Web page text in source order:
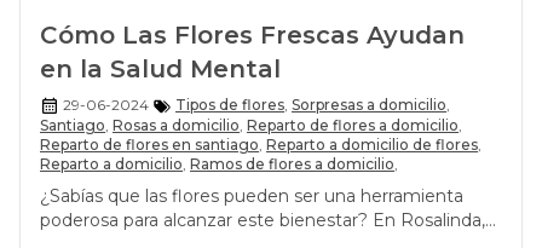
Cómo Las Flores Frescas Ayudan
en la Salud Mental
29-06-2024 Tipos de flores, Sorpresas a domicilio,
Santiago, Rosas a domicilio, Reparto de flores a domicilio,
Reparto de flores en santiago, Reparto a domicilio de flores,
Reparto a domicilio, Ramos de flores a domicilio,
¿Sabías que las flores pueden ser una herramienta
poderosa para alcanzar este bienestar? En Rosalinda,